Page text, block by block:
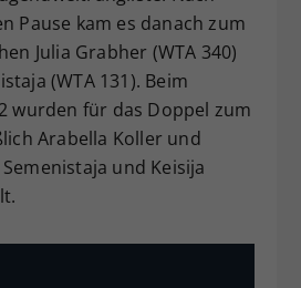
Pause kam es danach zum
Julia Grabher (WTA 340)
(WTA 131). Beim
wurden für das Doppel zum
Arabella Koller und
und Keisija